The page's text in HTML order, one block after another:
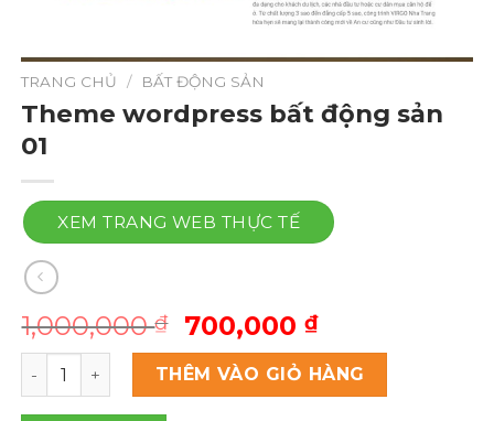
TRANG CHỦ / BẤT ĐỘNG SẢN
Theme wordpress bất động sản
01
XEM TRANG WEB THỰC TẾ
1,000,000₫
Giá
gốc
là:
1,000,000 ₫.
700,000 ₫Giá
hiện
tại
là:
Theme wordpress bất động sản 01 số lượng
THÊM VÀO GIỎ HÀNG